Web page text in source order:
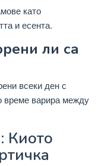
като
и есента.
ли са
всеки ден с
време варира между
Киото